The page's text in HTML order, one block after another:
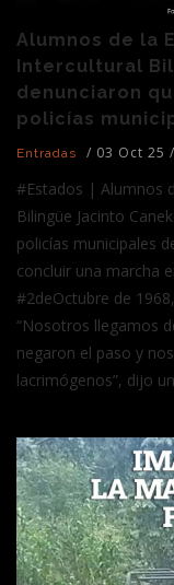
Alumnos de la
Intercultural
denunciaron
policías
Entradas / 03 Oct 25 /
#Estados | Alumnos
Bilingüe Jacinto
policías municipales
concluir una marcha
#2deOctubre de
“Nosotros llegamos
negaron el paso y
lacrimógenos”, dijo